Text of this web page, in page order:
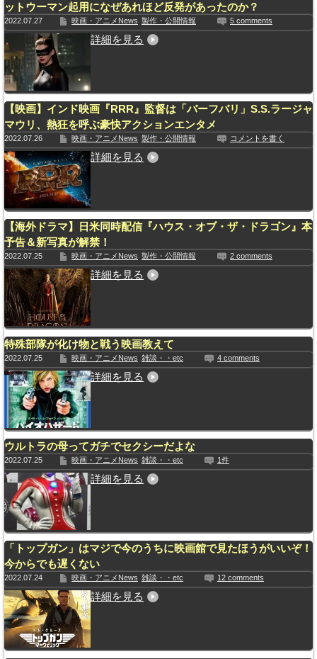
ットウーマン起用になぜあれほど反発があったのか？
2022.07.27 映画・アニメNews 製作・公開情報 5 comments
詳細を見る
【映画】インド映画『RRR』監督は「バーフバリ」S.S.ラージャ
マウリ、熱狂を呼ぶ豪快アクションエンタメ
2022.07.26 映画・アニメNews 製作・公開情報 コメントを書く
詳細を見る
【海外ドラマ】日米同時配信『ハウス・オブ・ザ・ドラゴン』本
予告＆新写真が解禁！
2022.07.25 映画・アニメNews 製作・公開情報 2 comments
詳細を見る
特殊部隊が化け物と戦う映画教えて
2022.07.25 映画・アニメNews 雑談・・etc 4 comments
詳細を見る
ウルトラの母ってガチでセクシーだよな
2022.07.25 映画・アニメNews 雑談・・etc 1件
詳細を見る
「トップガン」はマジで今のうちに映画館で見たほうがいいぞ！
今からでも遅くない
2022.07.24 映画・アニメNews 雑談・・etc 12 comments
詳細を見る